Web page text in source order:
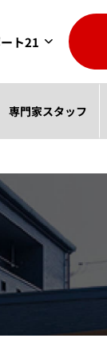
ト21
専門家スタッフ